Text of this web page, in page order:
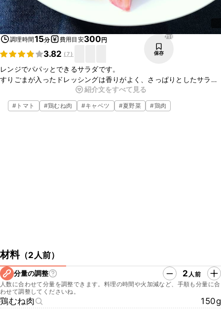
調理時間15分 費用目安300円
3.82 (7)
719
保存
レンジでパパッとできるサラダです。
すりごまが入ったドレッシングは香りがよく、さっぱりとしたサラダ
の具材にコクをプラスしてくれます。
鶏むね肉以外のささみやもも肉とも相性がよいのでぜひお試しくださ
い。
紹介文をすべて見る
# トマト #鶏むね肉 #キャベツ #夏野菜 #鶏肉
材料（2人前）
分量の調整 2 人前
人数に合わせて分量を調整できます。料理の時間や火加減など、手順も分量に合
わせて調整してくださいね。
鶏むね肉
150g